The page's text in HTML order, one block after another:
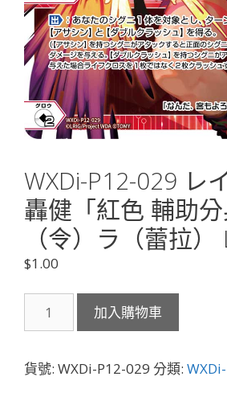
WXDi-P12-029 レ
轟健「紅色 輔助
（令）ラ（蕾拉）
$1.00
P12-
レ
加入購物車
貨號: WXDi-P12-029 分類: